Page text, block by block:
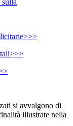
si avvalgono di
illustrate nella